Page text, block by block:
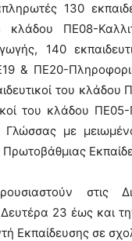
130
κλάδου ΠΕ08-
140
& ΠΕ20-
του κλάδου
του κλάδου
Γλώσσας με
στις
23 έως και
Εκπαίδευσης σε